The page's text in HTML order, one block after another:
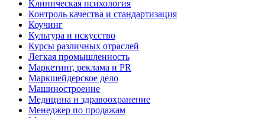
Клиническая психология
Контроль качества и стандартизация
Коучинг
Культура и искусство
Курсы различных отраслей
Легкая промышленность
Маркетинг, реклама и PR
Маркшейдерское дело
Машиностроение
Медицина и здравоохранение
Менеджер по продажам